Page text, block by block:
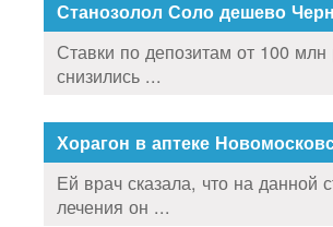
Станозолол Соло дешево
Ставки по депозитам от 100 млн
снизились ...
Хорагон в аптеке
Ей врач сказала, что на данной
лечения он ...